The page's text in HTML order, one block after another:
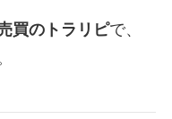
買のトラリピで、